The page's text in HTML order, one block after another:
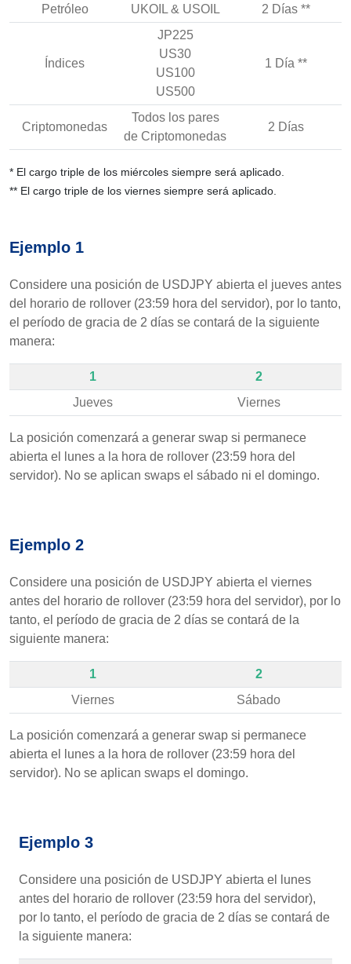
Petróleo UKOIL & USOIL 2 Días **
Índices
JP225
US30
US100
US500
1 Día **
Criptomonedas
Todos los pares
de Criptomonedas
2 Días
* El cargo triple de los miércoles siempre será aplicado.
** El cargo triple de los viernes siempre será aplicado.
Ejemplo 1
Considere una posición de USDJPY abierta el jueves antes
del horario de rollover (23:59 hora del servidor), por lo tanto,
el período de gracia de 2 días se contará de la siguiente
manera:
1
2
Jueves
Viernes
La posición comenzará a generar swap si permanece
abierta el lunes a la hora de rollover (23:59 hora del
servidor). No se aplican swaps el sábado ni el domingo.
Ejemplo 2
Considere una posición de USDJPY abierta el viernes
antes del horario de rollover (23:59 hora del servidor), por lo
tanto, el período de gracia de 2 días se contará de la
siguiente manera:
1
2
Viernes
Sábado
La posición comenzará a generar swap si permanece
abierta el lunes a la hora de rollover (23:59 hora del
servidor). No se aplican swaps el domingo.
Ejemplo 3
Considere una posición de USDJPY abierta el lunes
antes del horario de rollover (23:59 hora del servidor),
por lo tanto, el período de gracia de 2 días se contará de
la siguiente manera: